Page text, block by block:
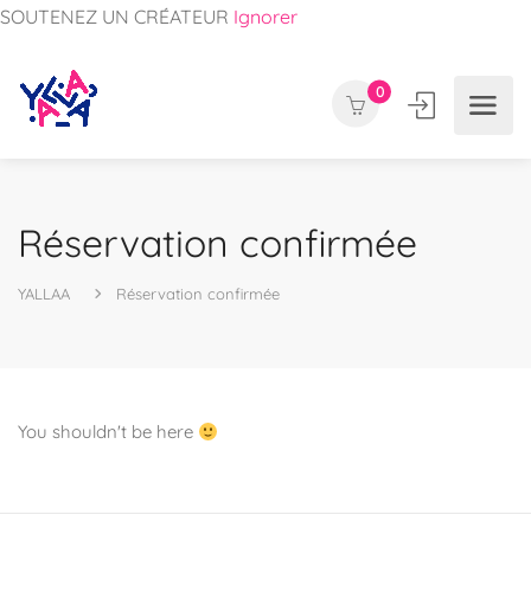
SOUTENEZ UN CRÉATEUR Ignorer
0
Réservation confirmée
YALLAA Réservation confirmée
You shouldn't be here